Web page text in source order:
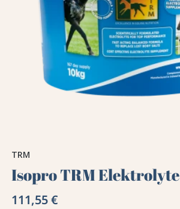
TRM
Isopro TRM Elektrolyte
111,55 €